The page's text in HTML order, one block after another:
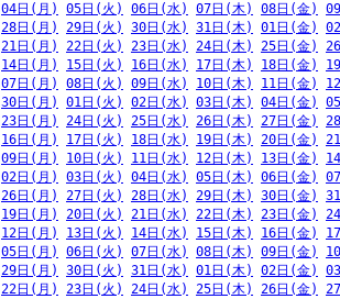
04日(月) 05日(火) 06日(水) 07日(木) 08日(金)
28日(月) 29日(火) 30日(水) 31日(木) 01日(金)
21日(月) 22日(火) 23日(水) 24日(木) 25日(金)
14日(月) 15日(火) 16日(水) 17日(木) 18日(金)
07日(月) 08日(火) 09日(水) 10日(木) 11日(金)
30日(月) 01日(火) 02日(水) 03日(木) 04日(金)
23日(月) 24日(火) 25日(水) 26日(木) 27日(金)
16日(月) 17日(火) 18日(水) 19日(木) 20日(金)
09日(月) 10日(火) 11日(水) 12日(木) 13日(金)
02日(月) 03日(火) 04日(水) 05日(木) 06日(金)
26日(月) 27日(火) 28日(水) 29日(木) 30日(金)
19日(月) 20日(火) 21日(水) 22日(木) 23日(金)
12日(月) 13日(火) 14日(水) 15日(木) 16日(金)
05日(月) 06日(火) 07日(水) 08日(木) 09日(金)
29日(月) 30日(火) 31日(水) 01日(木) 02日(金)
22日(月) 23日(火) 24日(水) 25日(木) 26日(金)